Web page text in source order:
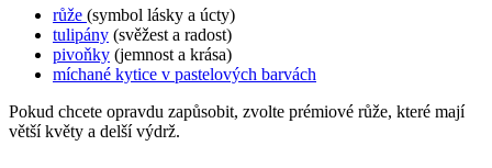
růže (symbol lásky a úcty)
tulipány (svěžest a radost)
pivoňky (jemnost a krása)
míchané kytice v pastelových barvách
Pokud chcete opravdu zapůsobit, zvolte prémiové růže, které mají
větší květy a delší výdrž.